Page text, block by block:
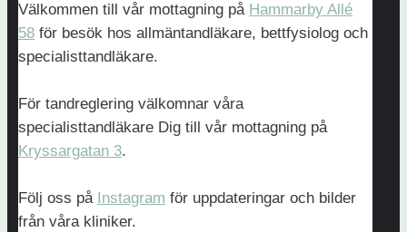
Besöksadresser
Tandläkargruppen
Hammarby
Allé
Välkommen till vår mottagning på Hammarby Allé
58 för besök hos allmäntandläkare, bettfysiolog och
specialisttandläkare.
För tandreglering välkomnar våra
specialisttandläkare Dig till vår mottagning på
Kryssargatan 3.
Följ oss på Instagram för uppdateringar och bilder
från våra kliniker.